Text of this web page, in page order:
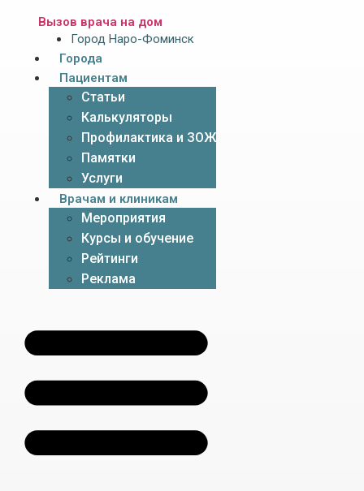
Вызов врача на дом
Город Наро-Фоминск
Города
Пациентам
Статьи
Калькуляторы
Профилактика и ЗОЖ
Памятки
Услуги
Врачам и клиникам
Мероприятия
Курсы и обучение
Рейтинги
Реклама